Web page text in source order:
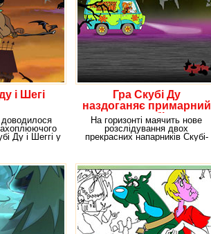
і Шегі
доводилося
Ду і Шеггі у
Гра Скубі Ду
наздоганяє примарний
автомобіль
На горизонті маячить нове
розслідування двох
прекрасних напарників Скубі-